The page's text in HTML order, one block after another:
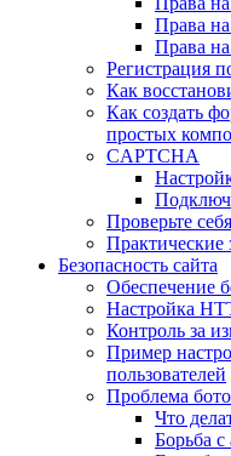
Права
Права
Регистрация
Как
Как создать
простых
CAPTCHA
Проверьте себя
Практические
Безопасность сайта
Обеспечение
Настройка
Контроль за
Пример
пользователей
Проблема
Что
Борьба с